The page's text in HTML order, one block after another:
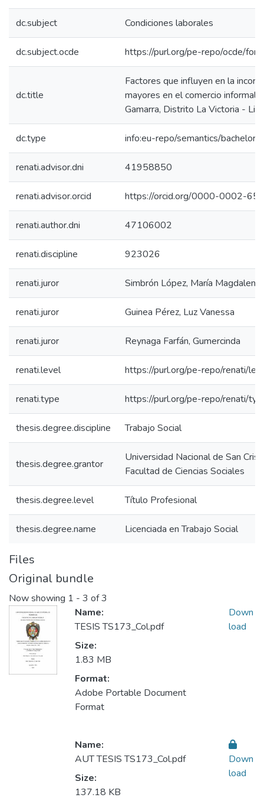
dc.subject Condiciones laborales
dc.subject.ocde https://purl.org/pe-repo/ocde/
dc.title
Factores que influyen en la
mayores en el comercio informal
Gamarra, Distrito La Victoria -
dc.type info:eu-repo/semantics/
renati.advisor.dni 41958850
renati.advisor.orcid https://orcid.org/0000-0002-
renati.author.dni 47106002
renati.discipline 923026
renati.juror Simbrón López, María Magdalena
renati.juror Guinea Pérez, Luz Vanessa
renati.juror Reynaga Farfán, Gumercinda
renati.level https://purl.org/pe-repo/renati/
renati.type https://purl.org/pe-repo/renati/
thesis.degree.discipline Trabajo Social
thesis.degree.grantor
Universidad Nacional de San
Facultad de Ciencias Sociales
thesis.degree.level Título Profesional
thesis.degree.name Licenciada en Trabajo Social
Files
Original bundle
Now showing 1 - 3 of 3
Name:
TESIS TS173_Col.pdf
Size:
1.83 MB
Format:
Adobe Portable Document
Format
Down
load
Name:
AUT TESIS TS173_Col.pdf
Size:
137.18 KB
Down
load